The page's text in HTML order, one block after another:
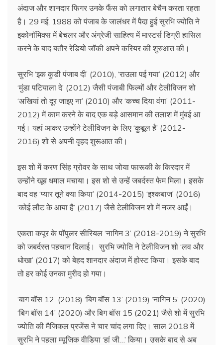
अंदाज और शानदार फिगर उनके फैंस को लगातार बेचैन करता रहता
है। 29 मई, 1988 को पंजाब के जालंधर में पैदा हुई सुरभि ज्योति ने
इकोनॉमिक्स में बेचलर और अंग्रेजी साहित्य में मास्टर्स डिग्री हासिल
करने के बाद बतौर रेडियो जॉकी अपने करियर की शुरुआत की।
सुरभि ‘इक कुडी पंजाब दी’ (2010), ‘राउला पई गया’ (2012) और
‘मुंडा पटियाला दे’ (2012) जैसी पंजाबी फिल्मों और टेलीविजन शो
‘अखियां तो दूर जाइए ना’ (2010) और ‘कच्‍च दिया वंगा’ (2011-
2012) में काम करने के बाद एक बड़े आसमान की तलाश में मुंबई आ
गई। यहां आकर उन्‍होंने टेलीविजन के लिए ‘कुबूल है’ (2012-
2016) शो से अपनी वृहद शुरूआत की।
इस शो में करण सिंह ग्रोवर के साथ जोया फारूकी के किरदार में
उन्होंने खूब धमाल मचाया। इस शो से उन्हें जबर्दस्‍त फेम मिला। इसके
बाद वह ‘प्‍यार तूने क्या किया’ (2014-2015) ‘इश्‍कबाज’ (2016)
‘कोई लौट के आया है’ (2017) जैसे टेलीविजन शो में नजर आईं।
एकता कपूर के पॉपुलर सीरियल ‘नागिन 3’ (2018-2019) ने सुरभि
को जबर्दस्‍त पहचान दिलाई। सुरभि ज्योति ने टेलीविजन शो ‘लव और
धोखा’ (2017) को बेहद शानदार अंदाज में होस्‍ट किया। इसके बाद
तो हर कोई उनका मुरीद हो गया।
‘बाग बॉस 12’ (2018) ‘बिग बॉस 13’ (2019) ‘नागिन 5’ (2020)
‘बिग बॉस 14’ (2020) और बिग बॉस 15 (2021) जैसे शो में सुरभि
ज्‍योति की मैजिकल प्रजेंस ने चार चांद लगा दिए। साल 2018 में
सुरभि ने पहला म्‍यूजिक वीडिया ‘हां जी…’ किया। उसके बाद से अब